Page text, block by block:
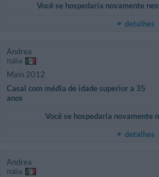
Você se hospedaria novamente
detalhes
Andrea
Itália
Maio 2012
Casal com média de idade superior a 35
anos
Você se hospedaria novamente
detalhes
Andrea
Itália